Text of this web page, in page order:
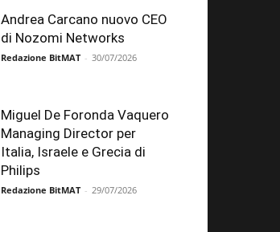
Andrea Carcano nuovo CEO
di Nozomi Networks
Redazione BitMAT - 30/07/2026
Miguel De Foronda Vaquero
Managing Director per
Italia, Israele e Grecia di
Philips
Redazione BitMAT - 29/07/2026